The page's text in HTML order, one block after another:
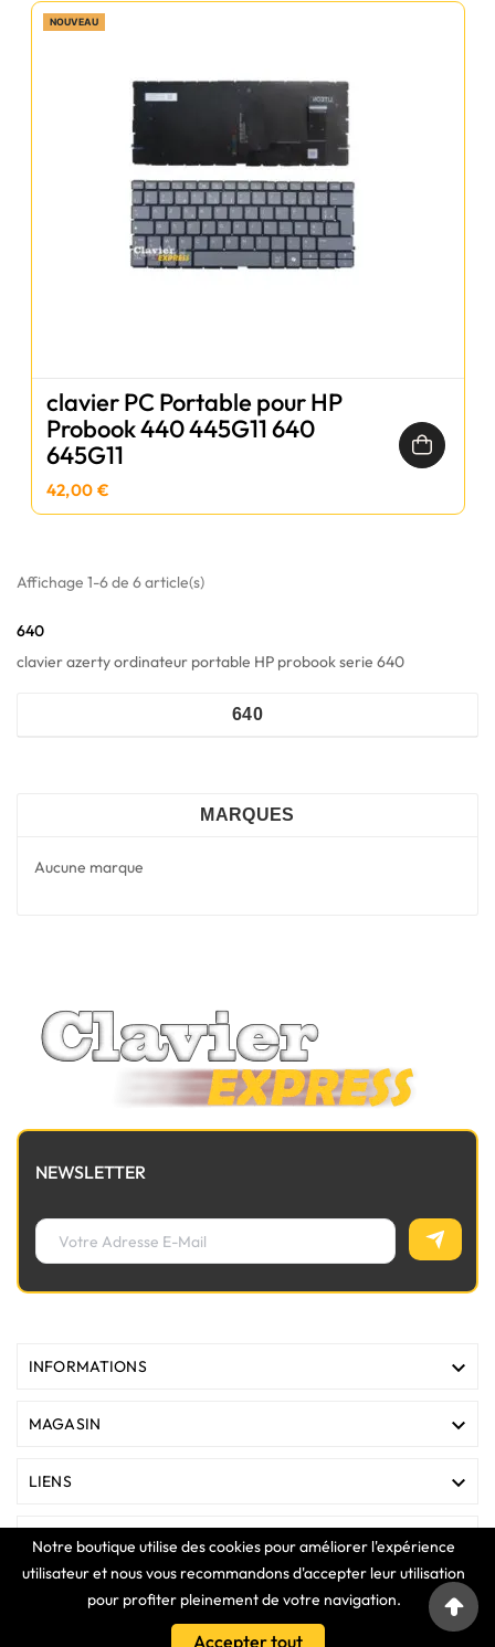
Notre boutique utilise des cookies pour améliorer l'expérience
utilisateur et nous vous recommandons d'accepter leur utilisation
pour profiter pleinement de votre navigation.
Accepter tout
NOUVEAU
clavier PC Portable pour HP
Probook 440 445G11 640
645G11
42,00 €
Affichage 1-6 de 6 article(s)
640
clavier azerty ordinateur portable HP probook serie 640
640
MARQUES
Aucune marque
NEWSLETTER
INFORMATIONS 
MAGASIN 
LIENS 
VOTRE COMPTE 
COPYRIGHT © 2025 Clavier Express